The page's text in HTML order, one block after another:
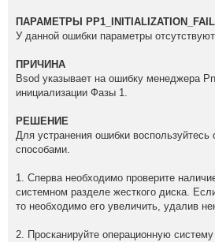
ПАРАМЕТРЫ
У данной ошибки параметры
ПРИЧИНА
Bsod указывает на ошибку менеджера
инициализации Фазы 1.
РЕШЕНИЕ
Для устранения ошибки
способами.
1. Сперва необходимо проверите
системном разделе жесткого диска.
то необходимо его увеличить, удалив
2. Просканируйте операционную